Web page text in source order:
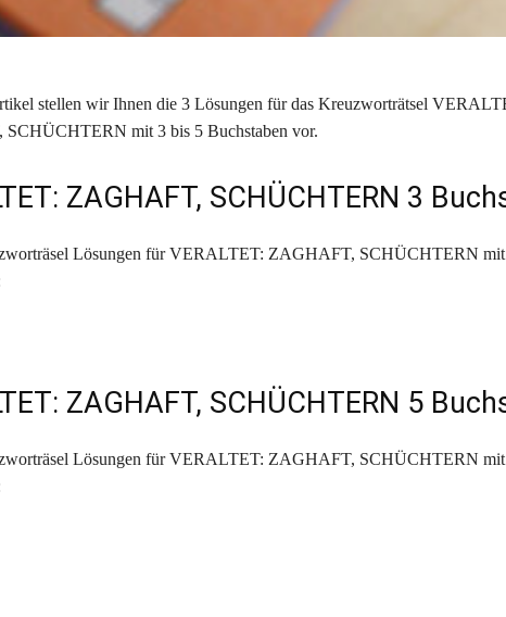
stellen wir Ihnen die 3 Lösungen für das Kreuzworträtsel
mit 3 bis 5 Buchstaben vor.
ZAGHAFT, SCHÜCHTERN 3
Lösungen für VERALTET: ZAGHAFT, SCHÜCHTERN
ZAGHAFT, SCHÜCHTERN 5
Lösungen für VERALTET: ZAGHAFT, SCHÜCHTERN